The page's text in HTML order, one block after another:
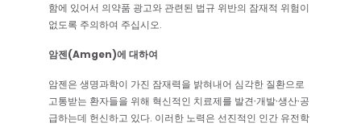
함에 있어서 의약품 광고와 관련된 법규 위반의 잠재적 위험이
없도록 주의하여 주십시오.
암젠(Amgen)에 대하여
암젠은 생명과학이 가진 잠재력을 밝혀내어 심각한 질환으로
고통받는 환자들을 위해 혁신적인 치료제를 발견∙개발∙생산∙공
급하는데 헌신하고 있다. 이러한 노력은 선진적인 인간 유전학